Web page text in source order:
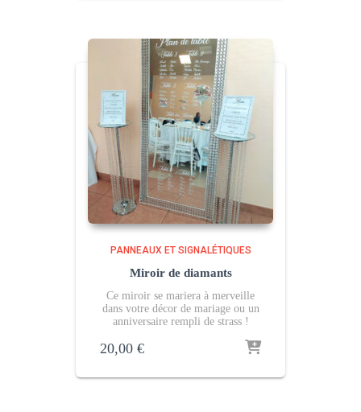
PANNEAUX ET SIGNALÉTIQUES
Miroir de diamants
Ce miroir se mariera à merveille
dans votre décor de mariage ou un
anniversaire rempli de strass !
20,00 €